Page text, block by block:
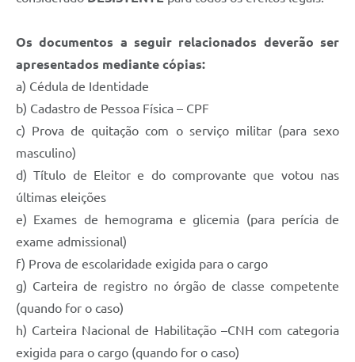
Os documentos a seguir relacionados deverão ser
apresentados mediante cópias:
a) Cédula de Identidade
b) Cadastro de Pessoa Física – CPF
c) Prova de quitação com o serviço militar (para sexo
masculino)
d) Título de Eleitor e do comprovante que votou nas
últimas eleições
e) Exames de hemograma e glicemia (para perícia de
exame admissional)
f) Prova de escolaridade exigida para o cargo
g) Carteira de registro no órgão de classe competente
(quando for o caso)
h) Carteira Nacional de Habilitação –CNH com categoria
exigida para o cargo (quando for o caso)